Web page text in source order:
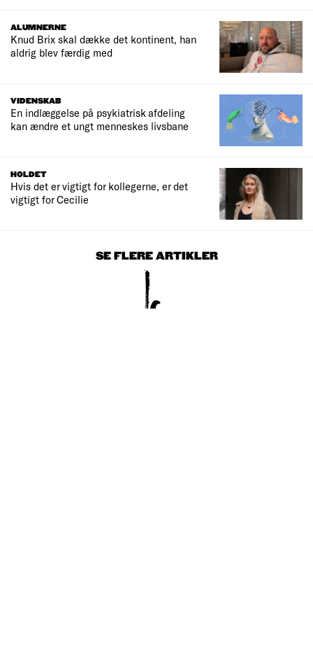
ALUMNERNE
Knud Brix skal dække det kontinent, han
aldrig blev færdig med
VIDENSKAB
En indlæggelse på psykiatrisk afdeling
kan ændre et ungt menneskes livsbane
HOLDET
Hvis det er vigtigt for kollegerne, er det
vigtigt for Cecilie
SE FLERE ARTIKLER